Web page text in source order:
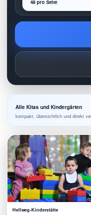
Alle Kitas und Kindergärten
kompakt, übersichtlich und direkt
Hellweg-Kinderstätte